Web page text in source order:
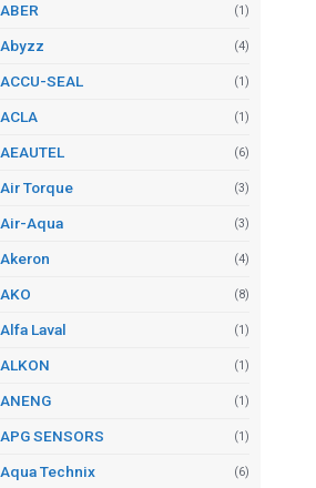
ABER (1)
Abyzz (4)
ACCU-SEAL (1)
ACLA (1)
AEAUTEL (6)
Air Torque (3)
Air-Aqua (3)
Akeron (4)
AKO (8)
Alfa Laval (1)
ALKON (1)
ANENG (1)
APG SENSORS (1)
Aqua Technix (6)